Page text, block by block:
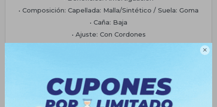

• Composición: Capellada: Malla/Sintético / Suela: Goma
• Caña: Baja
• Ajuste: Con Cordones
Medios de pago